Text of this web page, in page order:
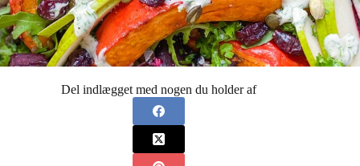
Del indlægget med nogen du holder af